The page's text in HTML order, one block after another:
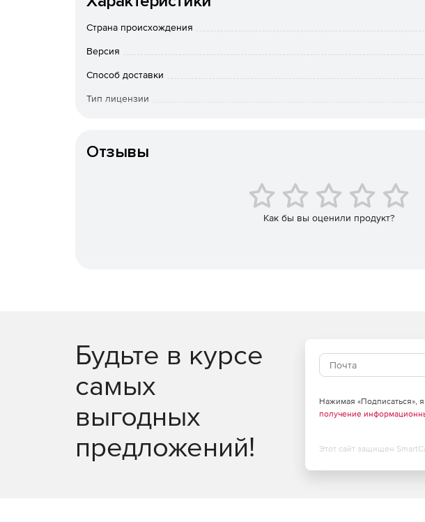
производятся распределенным образом.
Ключевые возможности:
соответствующих клиентских компонентов, перечисленных в
возможность работы с ключами пользователей на внешнем носителе
мобильного устройства с поддержкой NFC);
возможность применения различных схем проверки подлинности
включая интеграцию со сторонними центрами идентификации по
OAuth 2.0. (в т.ч. с корпоративным доменом на базе служб каталогов
Страна происхождения
Версия
Способ доставки
Тип лицензии
Отзывы
Как бы вы оценили продукт?
Будьте в курсе
самых
выгодных
предложений!
Нажимая «Подписаться»,
получение
Этот сайт защищен